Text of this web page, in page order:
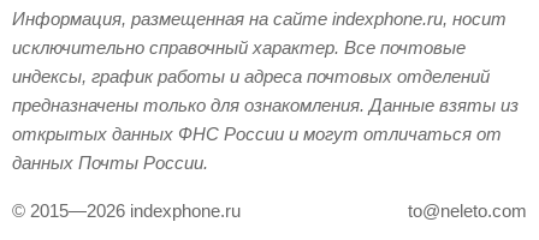
Информация, размещенная на сайте indexphone.ru, носит
исключительно справочный характер. Все почтовые
индексы, график работы и адреса почтовых отделений
предназначены только для ознакомления. Данные взяты из
открытых данных ФНС России и могут отличаться от
данных Почты России.
© 2015—2026 indexphone.ru to@neleto.com